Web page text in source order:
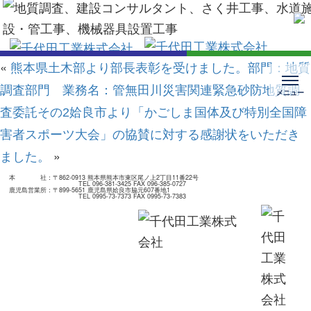
« 熊本県土木部より部長表彰を受けました。部門：地質
調査部門 業務名：管無田川災害関連緊急砂防地質調
査委託その2姶良市より「かごしま国体及び特別全国障
害者スポーツ大会」の協賛に対する感謝状をいただき
ました。
»
本 社：〒862-0913 熊本県熊本市東区尾ノ上2丁目11番22号
TEL 096-381-3425 FAX 096-385-0727
鹿児島営業所：〒899-5651 鹿児島県姶良市脇元607番地1
TEL 0995-73-7373 FAX 0995-73-7383